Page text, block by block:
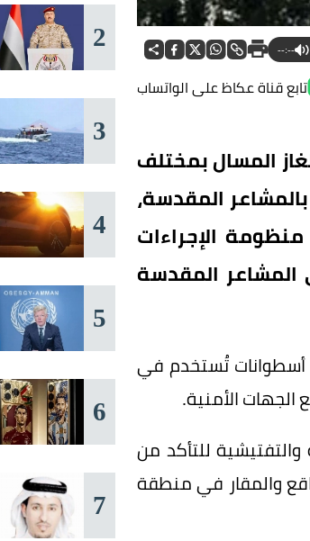
--:--
تابع قناة عكاظ على الواتساب
المسال بمختلف
المقدسة،
الإجراءات
المشاعر المقدسة
أسطوانات تُستخدم في
الجهات الأمنية.
للتأكد من
والمقار في منطقة
2
3
4
5
6
7